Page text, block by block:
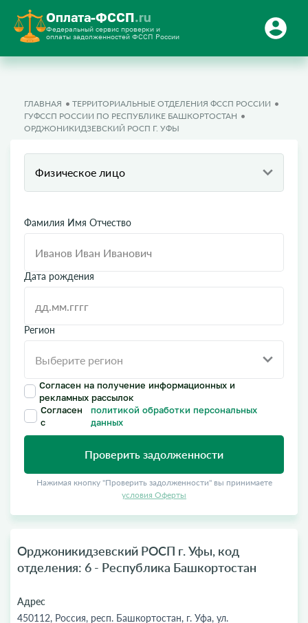
Оплата-ФССП.ru
Федеральный сервис проверки и
оплаты задолженностей ФССП России
ГЛАВНАЯ
ТЕРРИТОРИАЛЬНЫЕ ОТДЕЛЕНИЯ ФССП РОССИИ
ГУФССП РОССИИ ПО РЕСПУБЛИКЕ БАШКОРТОСТАН
ОРДЖОНИКИДЗЕВСКИЙ РОСП Г. УФЫ
Физическое лицо
Фамилия Имя Отчество
Дата рождения
Регион
Согласен на получение информационных и
рекламных рассылок
Согласен
с
политикой обработки персональных
данных
Проверить задолженности
Нажимая кнопку "Проверить задолженности" вы принимаете
условия Оферты
Орджоникидзевский РОСП г. Уфы, код
отделения: 6 - Республика Башкортостан
Адрес
450112, Россия, респ. Башкортостан, г. Уфа, ул.